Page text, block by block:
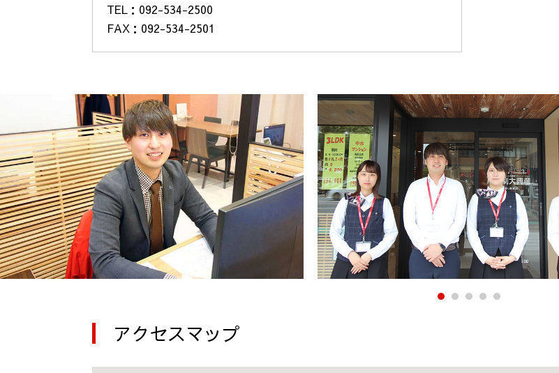
TEL： 092-534-2500
FAX：092-534-2501
アクセスマップ